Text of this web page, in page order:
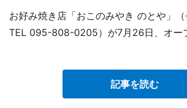
お好み焼き店「おこのみやき のとや」（
TEL 095-808-0205）が7月26日、オー
記事を読む